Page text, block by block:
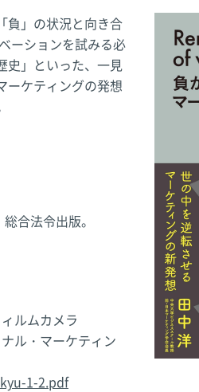
負」の状況と向き合
ーションを試みる必
史」といった、一見
ーケティングの発想
合法令出版。
ルムカメラ
ル・マーケティン
1-2.pdf